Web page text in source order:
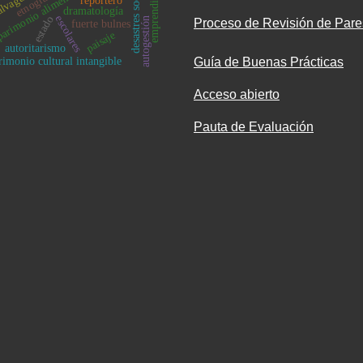
escolares
dramatología
fuerte bulnes
cultural intangible
estado
autoritarismo paisaje autogestión Proceso de Revisión de
Guía de Buenas Prácticas
Acceso abierto
Pauta de Evaluación